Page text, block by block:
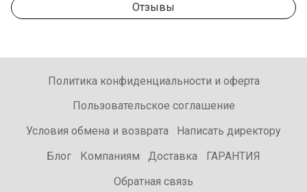
Отзывы
Политика конфиденциальности и оферта
Пользовательское соглашение
Условия обмена и возврата
Написать директору
Блог
Компаниям Доставка
ГАРАНТИЯ
Обратная связь